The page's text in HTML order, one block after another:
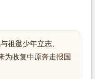
祖逖少年立志、
为收复中原奔走报国